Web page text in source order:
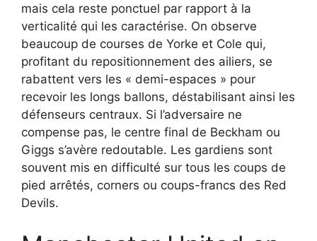
mais cela reste ponctuel par rapport à la
verticalité qui les caractérise. On observe
beaucoup de courses de Yorke et Cole qui,
profitant du repositionnement des ailiers, se
rabattent vers les « demi-espaces » pour
recevoir les longs ballons, déstabilisant ainsi les
défenseurs centraux. Si l’adversaire ne
compense pas, le centre final de Beckham ou
Giggs s’avère redoutable. Les gardiens sont
souvent mis en difficulté sur tous les coups de
pied arrêtés, corners ou coups-francs des Red
Devils.